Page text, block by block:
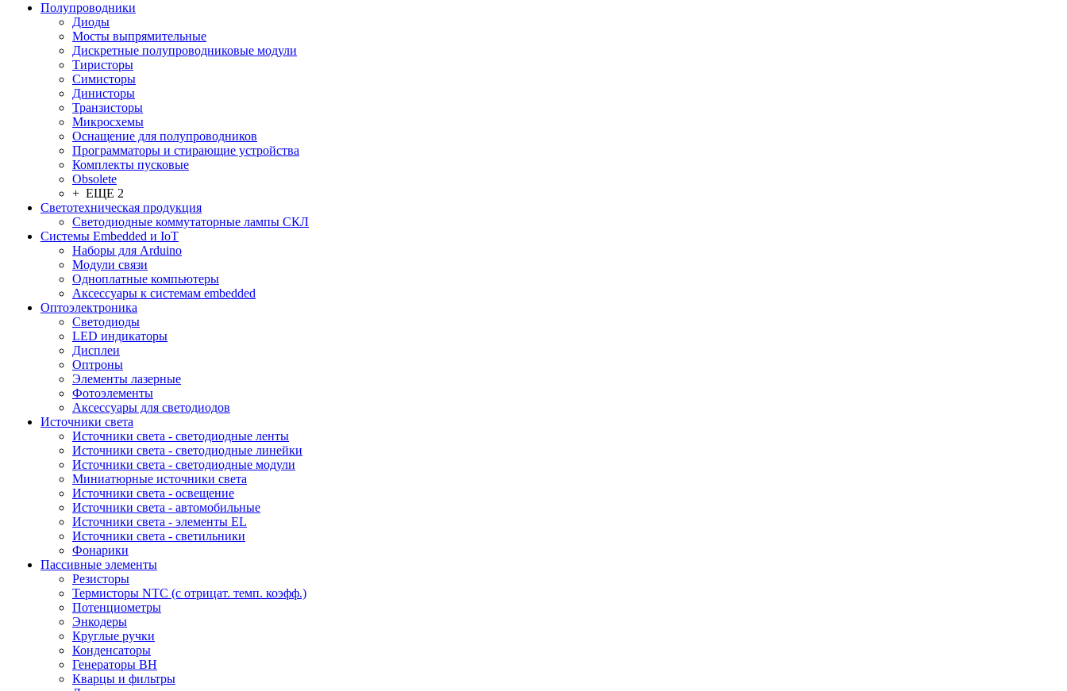
Полупроводники
Диоды
Мосты выпрямительные
Дискретные полупроводниковые модули
Тиристоры
Симисторы
Динисторы
Транзисторы
Микросхемы
Оснащение для полупроводников
Программаторы и стирающие устройства
Комплекты пусковые
Obsolete
+ ЕЩЕ 2
Светотехническая продукция
Светодиодные коммутаторные лампы СКЛ
Системы Embedded и IoT
Наборы для Arduino
Модули связи
Одноплатные компьютеры
Аксессуары к системам embedded
Oптоэлектроника
Светодиоды
LED индикаторы
Дисплеи
Оптроны
Элементы лазерные
Фотоэлементы
Аксессуары для светодиодов
Источники света
Источники света - светодиодные ленты
Источники света - светодиодные линейки
Источники света - светодиодные модули
Миниатюрные источники света
Источники света - освещение
Источники света - автомобильные
Источники света - элементы EL
Источники света - светильники
Фонарики
Пассивные элементы
Резисторы
Термисторы NTC (с отрицат. темп. коэфф.)
Потенциометры
Энкодеры
Круглые ручки
Конденсаторы
Генераторы ВН
Кварцы и фильтры